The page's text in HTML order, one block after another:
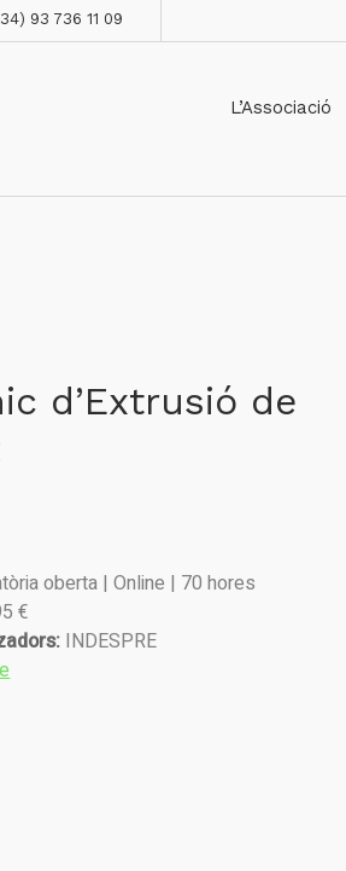
93 736 11 09
L’Associació
d’Extrusió de
oberta | Online | 70 hores
€
INDESPRE